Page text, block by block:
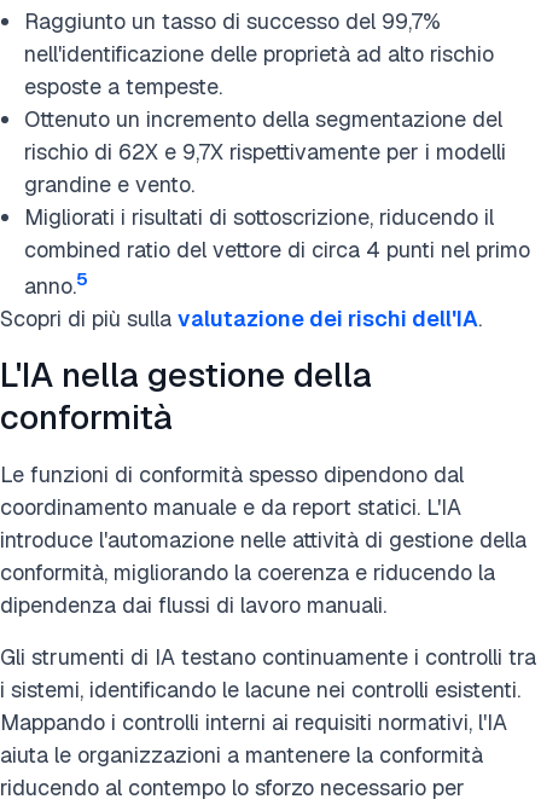
Raggiunto un tasso di successo del 99,7%
nell'identificazione delle proprietà ad alto rischio
esposte a tempeste.
Ottenuto un incremento della segmentazione del
rischio di 62X e 9,7X rispettivamente per i modelli
grandine e vento.
Migliorati i risultati di sottoscrizione, riducendo il
combined ratio del vettore di circa 4 punti nel primo
anno.5
Scopri di più sulla valutazione dei rischi dell'IA.
L'IA nella gestione della
conformità
Le funzioni di conformità spesso dipendono dal
coordinamento manuale e da report statici. L'IA
introduce l'automazione nelle attività di gestione della
conformità, migliorando la coerenza e riducendo la
dipendenza dai flussi di lavoro manuali.
Gli strumenti di IA testano continuamente i controlli tra
i sistemi, identificando le lacune nei controlli esistenti.
Mappando i controlli interni ai requisiti normativi, l'IA
aiuta le organizzazioni a mantenere la conformità
riducendo al contempo lo sforzo necessario per